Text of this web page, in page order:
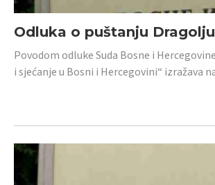
Odluka o puštanju
Povodom odluke Suda Bosne i
i sjećanje u Bosni i Hercegovini“